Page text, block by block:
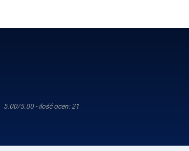
5.00/5.00 - ilość ocen: 21